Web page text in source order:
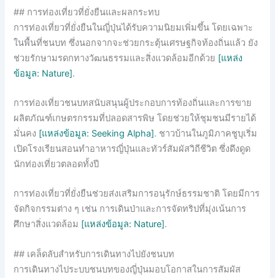
## การท่องเที่ยวที่ยั่งยืนและผลกระทบ
การท่องเที่ยวที่ยั่งยืนในญี่ปุ่นได้รับความนิยมเพิ่มขึ้น โดยเฉพาะ
ในพื้นที่ชนบท ซึ่งนอกจากจะช่วยกระตุ้นเศรษฐกิจท้องถิ่นแล้ว ยัง
ช่วยรักษามรดกทางวัฒนธรรมและสิ่งแวดล้อมอีกด้วย [แหล่ง
ข้อมูล: Nature].
การท่องเที่ยวชนบทสนับสนุนผู้ประกอบการท้องถิ่นและการขาย
ผลิตภัณฑ์เกษตรกรรมที่ปลอดสารพิษ โดยช่วยให้ชุมชนมีรายได้
มั่นคง [แหล่งข้อมูล: Seeking Alpha]. ชาวบ้านในภูมิภาคชูบุเริ่ม
เปิดโรงเรียนสอนทำอาหารญี่ปุ่นและทัวร์สัมผัสวิถีชีวิต ซึ่งดึงดูด
นักท่องเที่ยวตลอดทั้งปี
การท่องเที่ยวที่ยั่งยืนช่วยส่งเสริมการอนุรักษ์ธรรมชาติ โดยมีการ
จัดกิจกรรมต่าง ๆ เช่น การเดินป่าและการจัดทริปที่มุ่งเน้นการ
ศึกษาสิ่งแวดล้อม [แหล่งข้อมูล: Nature].
## เคล็ดลับสำหรับการเดินทางไปยังชนบท
การเดินทางไประบบชนบทของญี่ปุ่นมอบโอกาสในการสัมผัส